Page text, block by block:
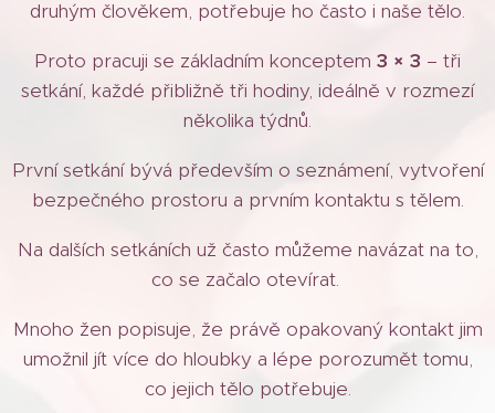
druhým člověkem, potřebuje ho často i naše tělo.
Proto pracuji se základním konceptem 3 × 3 – tři
setkání, každé přibližně tři hodiny, ideálně v rozmezí
několika týdnů.
První setkání bývá především o seznámení, vytvoření
bezpečného prostoru a prvním kontaktu s tělem.
Na dalších setkáních už často můžeme navázat na to,
co se začalo otevírat.
Mnoho žen popisuje, že právě opakovaný kontakt jim
umožnil jít více do hloubky a lépe porozumět tomu,
co jejich tělo potřebuje.